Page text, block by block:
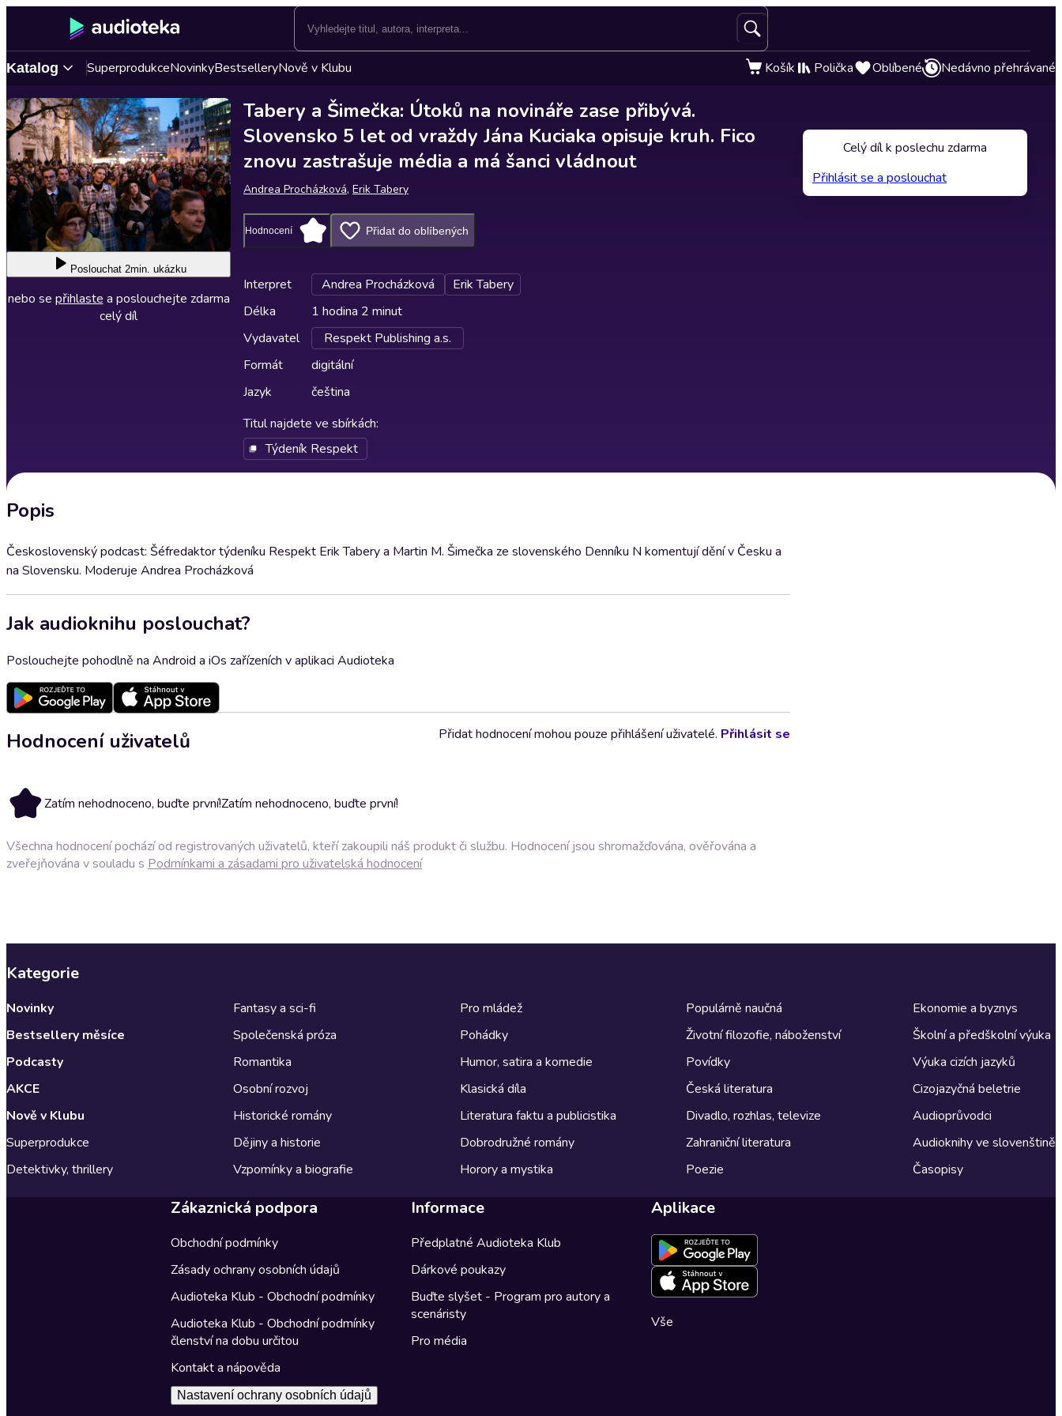
Katalog SuperprodukceNovinkyBestselleryNově v Klubu Košík Polička Oblíbené Nedávno přehrávané
Poslouchat 2min. ukázku
nebo se přihlaste a poslouchejte zdarma
celý díl
Tabery a Šimečka: Útoků na novináře zase přibývá.
Slovensko 5 let od vraždy Jána Kuciaka opisuje kruh. Fico
znovu zastrašuje média a má šanci vládnout
Andrea Procházková, Erik Tabery
Hodnocení Přidat do oblíbených
Interpret Andrea Procházková
Erik Tabery
Délka
1 hodina 2 minut
Vydavatel
Respekt Publishing a.s.
Formát
digitální
Jazyk
čeština
Titul najdete ve sbírkách:
Týdeník Respekt
Popis
Československý podcast: Šéfredaktor týdeníku Respekt Erik Tabery a Martin M. Šimečka ze slovenského Denníku N komentují dění v Česku a
na Slovensku. Moderuje Andrea Procházková
Jak audioknihu poslouchat?
Poslouchejte pohodlně na Android a iOs zařízeních v aplikaci Audioteka
Hodnocení uživatelů
Zatím nehodnoceno, buďte první!Zatím nehodnoceno, buďte první!
Přidat hodnocení mohou pouze přihlášení uživatelé. Přihlásit se
Všechna hodnocení pochází od registrovaných uživatelů, kteří zakoupili náš produkt či službu. Hodnocení jsou shromažďována, ověřována a
zveřejňována v souladu s Podmínkami a zásadami pro uživatelská hodnocení
Celý díl k poslechu zdarma
Přihlásit se a poslouchat
Kategorie
Novinky
Bestsellery měsíce
Podcasty
AKCE
Nově v Klubu
Superprodukce
Detektivky, thrillery
Fantasy a sci-fi
Společenská próza
Romantika
Osobní rozvoj
Historické romány
Dějiny a historie
Vzpomínky a biografie
Pro mládež
Pohádky
Humor, satira a komedie
Klasická díla
Literatura faktu a publicistika
Dobrodružné romány
Horory a mystika
Populárně naučná
Životní filozofie, náboženství
Povídky
Česká literatura
Divadlo, rozhlas, televize
Zahraniční literatura
Poezie
Ekonomie a byznys
Školní a předškolní výuka
Výuka cizích jazyků
Cizojazyčná beletrie
Audioprůvodci
Audioknihy ve slovenštině
Časopisy
Zákaznická podpora
Obchodní podmínky
Zásady ochrany osobních údajů
Audioteka Klub - Obchodní podmínky
Audioteka Klub - Obchodní podmínky
členství na dobu určitou
Kontakt a nápověda
Nastavení ochrany osobních údajů
Informace
Předplatné Audioteka Klub
Dárkové poukazy
Buďte slyšet - Program pro autory a
scenáristy
Pro média
Aplikace
Vše